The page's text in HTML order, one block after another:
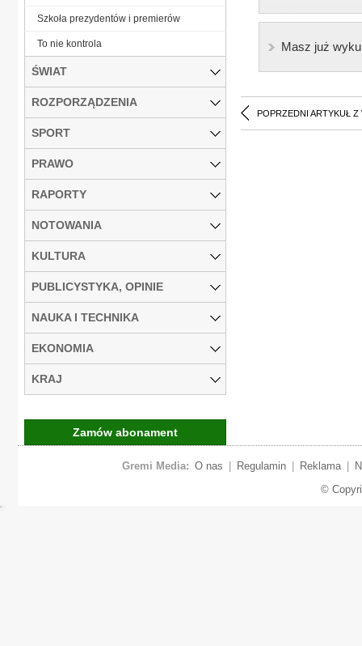
Masz już
POPRZEDNI ARTYKUŁ Z
Szkoła prezydentów i premierów
To nie kontrola
ŚWIAT
ROZPORZĄDZENIA
SPORT
PRAWO
RAPORTY
NOTOWANIA
KULTURA
PUBLICYSTYKA, OPINIE
NAUKA I TECHNIKA
EKONOMIA
KRAJ
Zamów abonament
Gremi Media: O nas Regulamin Reklama
©